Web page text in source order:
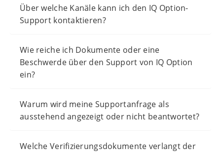
Über welche Kanäle kann ich den IQ Option-
Support kontaktieren?
Wie reiche ich Dokumente oder eine
Beschwerde über den Support von IQ Option
ein?
Warum wird meine Supportanfrage als
ausstehend angezeigt oder nicht beantwortet?
Welche Verifizierungsdokumente verlangt der